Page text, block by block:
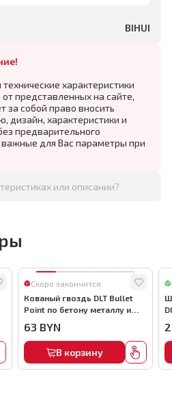
BIHUI
характеристики
представленных на сайте,
за собой право вносить
дизайн, характеристики и
предварительного
для Вас параметры при
или описании?
Скоро закончится
Кованый гвоздь DLT Bullet
Point по бетону металлу и
арт.0116
63 BYN
В корзину